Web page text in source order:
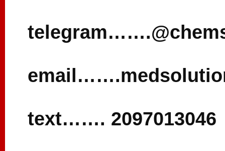
text……. 2097013046